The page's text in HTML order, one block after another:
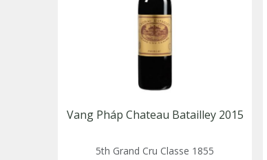
Vang Pháp Chateau Batailley 2015
5th Grand Cru Classe 1855